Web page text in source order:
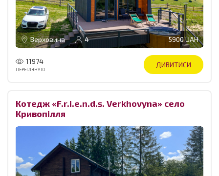
Верховина 4 5900 UAH
11974
ПЕРЕГЛЯНУТО
ДИВИТИСИ
Котедж «F.r.i.e.n.d.s. Verkhovyna» село
Кривопілля